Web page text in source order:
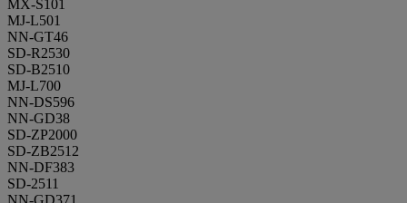
MX-S101
MJ-L501
NN-GT46
SD-R2530
SD-B2510
MJ-L700
NN-DS596
NN-GD38
SD-ZP2000
SD-ZB2512
NN-DF383
SD-2511
NN-GD371